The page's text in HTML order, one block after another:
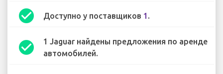
check_circle Доступно у поставщиков 1 .
check_circle
1 Jaguar найдены предложения по аренде
автомобилей.